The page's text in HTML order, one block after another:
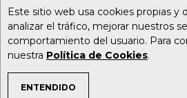
Este sitio web usa cookies propias y
analizar el tráfico, mejorar nuestros
comportamiento del usuario. Para
nuestra Política de Cookies.
ENTENDIDO